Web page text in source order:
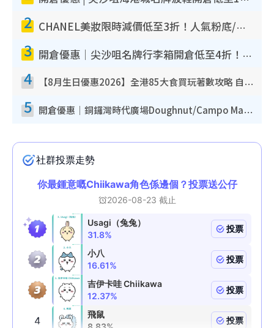
2 CHANEL美妝限時減價低至3折！人氣粉底/唇膏/精華液低至$275！COCO香水都有平
3 開倉優惠｜尖沙咀名牌行李箱開倉低至4折！一連5日 American Tourister/ace./Hallmark $200起！
4 【8月生日優惠2026】全港85大食買玩著數攻略 自助餐/火鍋放題同行免費＋誠品/DONKI送現金券
5 開倉優惠｜銅鑼灣時代廣場Doughnut/Campo Marzio開倉低至1折！背囊、書包、手袋劈價$200起